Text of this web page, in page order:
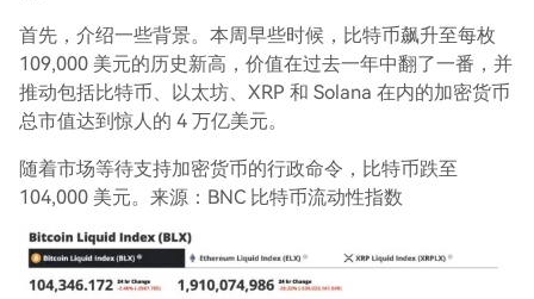
首先，介绍一些背景。本周早些时候，比特币飙升至每枚
109,000 美元的历史新高，价值在过去一年中翻了一番，并
推动包括比特币、以太坊、XRP 和 Solana 在内的加密货币
总市值达到惊人的 4 万亿美元。
随着市场等待支持加密货币的行政命令，比特币跌至
104,000 美元。来源：BNC 比特币流动性指数